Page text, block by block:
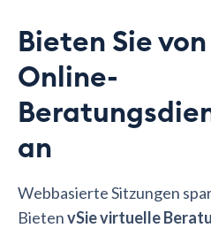
Bieten Sie
Online-
an
Webbasierte Sitzungen
BietenvSie virtuelle